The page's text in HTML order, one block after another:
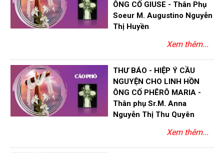
ÔNG CỐ GIUSE - Thân Phụ
Soeur M. Augustino Nguyễn
Thị Huyền
Xem thêm...
THƯ BÁO - HIỆP Ý CẦU
NGUYỆN CHO LINH HỒN
ÔNG CỐ PHÊRÔ MARIA -
Thân phụ Sr.M. Anna
Nguyễn Thị Thu Quyên
Xem thêm...